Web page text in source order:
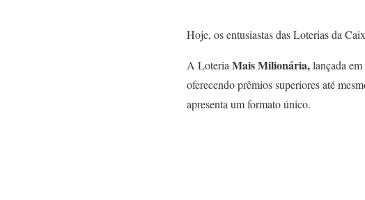
Hoje, os entusiastas das Loterias da
A Loteria Mais Milionária,lançada
oferecendo prêmios superiores até
apresenta um formato único.